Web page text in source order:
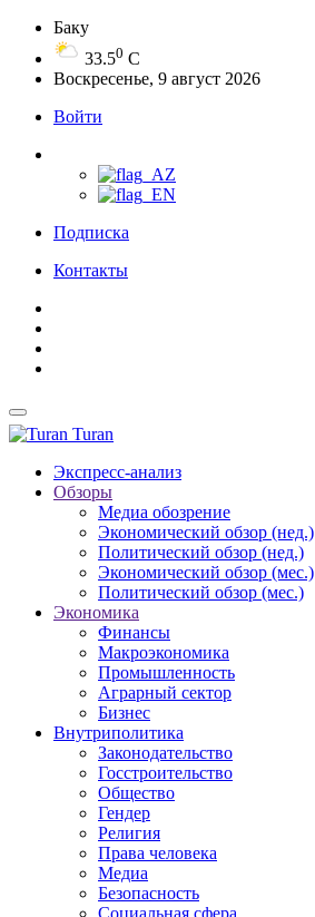
Баку
33.50 C
Воскресенье, 9 август 2026
Войти
Подписка
Контакты
Turan
Экспресс-анализ
Обзоры
Медиа обозрение
Экономический обзор (нед.)
Политический обзор (нед.)
Экономический обзор (мес.)
Политический обзор (мес.)
Экономика
Финансы
Макроэкономика
Промышленность
Аграрный сектор
Бизнес
Внутриполитика
Законодательство
Госстроительство
Общество
Гендер
Религия
Права человека
Медиа
Безопасность
Социальная сфера